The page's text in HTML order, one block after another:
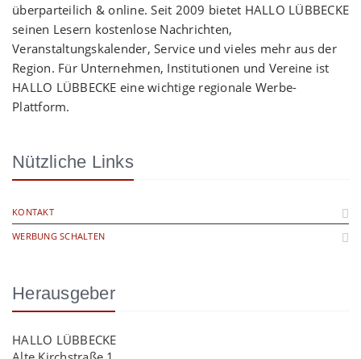
überparteilich & online. Seit 2009 bietet HALLO LÜBBECKE
seinen Lesern kostenlose Nachrichten,
Veranstaltungskalender, Service und vieles mehr aus der
Region. Für Unternehmen, Institutionen und Vereine ist
HALLO LÜBBECKE eine wichtige regionale Werbe-
Plattform.
Nützliche Links
KONTAKT
WERBUNG SCHALTEN
Herausgeber
HALLO LÜBBECKE